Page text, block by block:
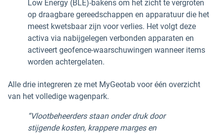
Low Energy (BLE)-bakens om het zicht te vergroten
op draagbare gereedschappen en apparatuur die het
meest kwetsbaar zijn voor verlies. Het volgt deze
activa via nabijgelegen verbonden apparaten en
activeert geofence-waarschuwingen wanneer items
worden achtergelaten.
Alle drie integreren ze met MyGeotab voor één overzicht
van het volledige wagenpark.
“Vlootbeheerders staan onder druk door
stijgende kosten, krappere marges en